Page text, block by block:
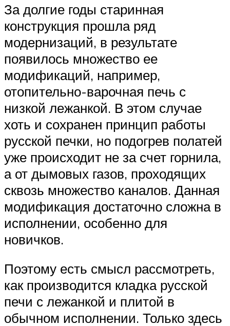
За долгие годы старинная
конструкция прошла ряд
модернизаций, в результате
появилось множество ее
модификаций, например,
отопительно-варочная печь с
низкой лежанкой. В этом случае
хоть и сохранен принцип работы
русской печки, но подогрев полатей
уже происходит не за счет горнила,
а от дымовых газов, проходящих
сквозь множество каналов. Данная
модификация достаточно сложна в
исполнении, особенно для
новичков.
Поэтому есть смысл рассмотреть,
как производится кладка русской
печи с лежанкой и плитой в
обычном исполнении. Только здесь